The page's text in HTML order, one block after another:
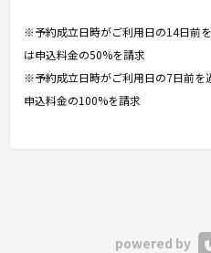
※予約成立日時がご利用日の14日前
は申込料金の50%を請求
※予約成立日時がご利用日の7日前を
申込料金の100%を請求
powered by